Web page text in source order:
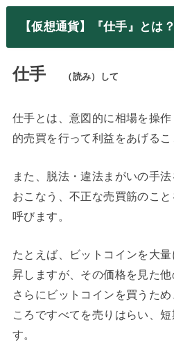
【仮想通貨】『仕手』とは
仕手 （読み）して
仕手とは、意図的に相場を操
的売買を行って利益をあげるこ
また、脱法・違法まがいの手
おこなう、不正な売買筋のこ
呼びます。
たとえば、ビットコインを大
昇しますが、その価格を見た
さらにビットコインを買うた
ころですべてを売りはらい、
す。